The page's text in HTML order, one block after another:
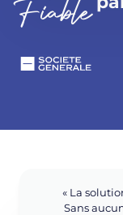
Fiable
« La
Sans